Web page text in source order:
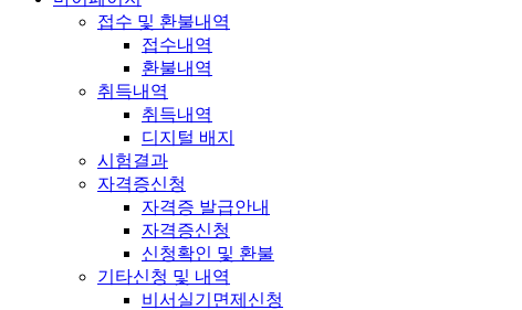
접수 및 환불내역
접수내역
환불내역
취득내역
취득내역
디지털 배지
시험결과
자격증신청
자격증 발급안내
자격증신청
신청확인 및 환불
기타신청 및 내역
비서실기면제신청